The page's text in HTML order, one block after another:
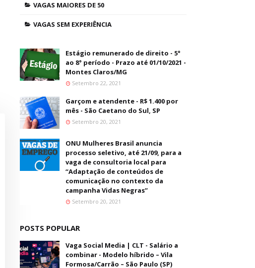
VAGAS MAIORES DE 50
VAGAS SEM EXPERIÊNCIA
Estágio remunerado de direito - 5°
ao 8° período - Prazo até 01/10/2021 -
Montes Claros/MG
Setembro 22, 2021
Garçom e atendente - R$ 1.400 por
mês - São Caetano do Sul, SP
Setembro 20, 2021
ONU Mulheres Brasil anuncia
processo seletivo, até 21/09, para a
vaga de consultoria local para
“Adaptação de conteúdos de
comunicação no contexto da
campanha Vidas Negras”
Setembro 20, 2021
POSTS POPULAR
Vaga Social Media | CLT - Salário a
combinar - Modelo híbrido – Vila
Formosa/Carrão – São Paulo (SP)